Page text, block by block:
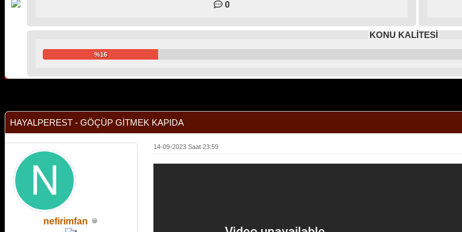
0
KONU KALİTESİ
%16
HAYALPEREST - GÖÇÜP GİTMEK KAPIDA
nefirimfan
14-09-2023 Saat 23:59